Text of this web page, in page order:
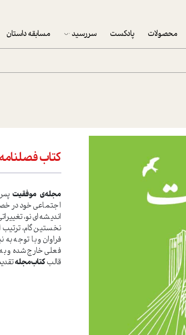
محصولات پادکست سررسید
تقویم دیواری
مسابقه داستان
کتاب
مجله‌ی موفقیت
اجتماعی خود در
اندیشه‌ای نو،
نخستین گام، ترتیب
فراوان و با توجه
فعلی خارج شده و
قالبکتاب‌مجله